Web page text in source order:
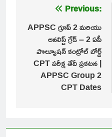
navigation
Previous:
APPSC గ్రూప్ 2 మరియు
అనలిస్ట్ గ్రేడ్ – 2 ఏపీ
పొల్యూషన్ కంట్రోల్ బోర్డ్
CPT పరీక్ష తేదీ ప్రకటన |
APPSC Group 2
CPT Dates